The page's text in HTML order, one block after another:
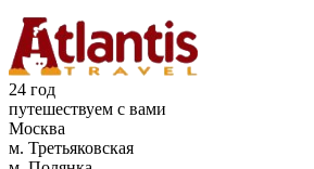
24 год
путешествуем с вами
Москва
м. Третьяковская